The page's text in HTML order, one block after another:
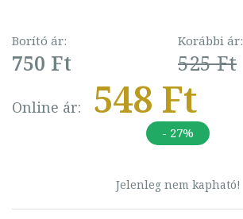
Borító ár:
750 Ft
Korábbi ár:
525 Ft
Online ár: 548 Ft
- 27%
Jelenleg nem kapható!